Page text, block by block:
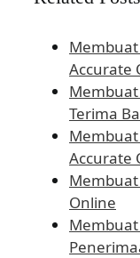
Accurate
Terima
Accurate
Online